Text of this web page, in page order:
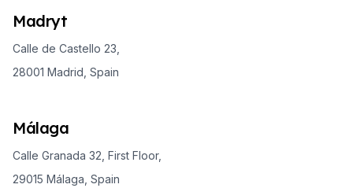
Madryt
Calle de Castello 23,
28001 Madrid, Spain
Málaga
Calle Granada 32, First Floor,
29015 Málaga, Spain